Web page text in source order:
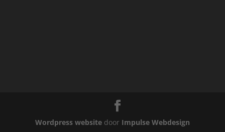
Wordpress websitedoor Impulse Webdesign